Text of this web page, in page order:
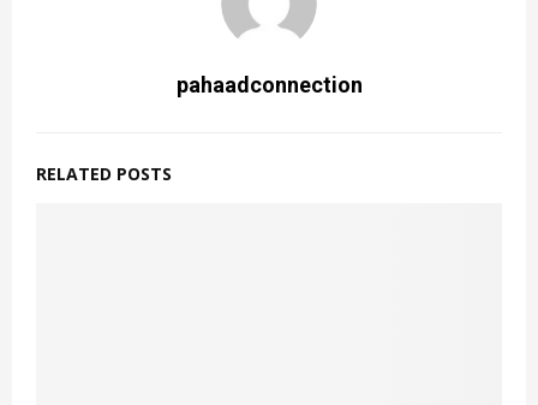
pahaadconnection
RELATED POSTS